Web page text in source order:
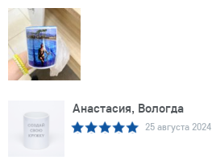
Анастасия, Вологда
25 августа 2024